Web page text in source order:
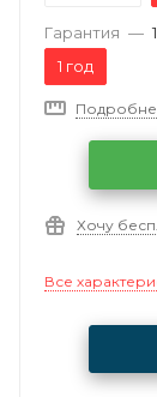
Гарантия —
1 год
Хочу
Все